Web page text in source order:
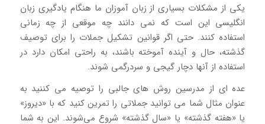
یکی از مشکلات بسیاری از زبان آموزان ما هنگام یادگیری زبان
انگلیسی این است که نمی دانند چه موقعی از چه زمانی
استفاده کنند. حتی اگر قوانین تشکیل جملات را برای توصیف
گذشته، حال و آینده آموخته باشند، به راحتی امکان دارد در
استفاده از آنها دچار گیجی و سردرگمی شوند.
عده ای از مدرسین روش های جالبی را توصیه می کننید به
عنوان مثال شما می توانید جملاتی را تمرین کنید که با «دیروز»
یا «هفته گذشته» یا «سال گذشته» شروع می‌شوند. این به شما